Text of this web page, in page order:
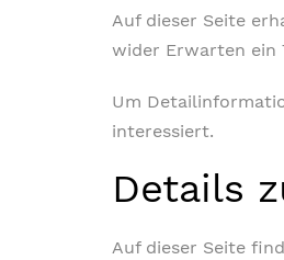
Auf dieser Seite
wider Erwarten ein
Um
interessiert.
Details
Auf dieser Seite